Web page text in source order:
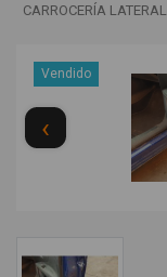
CARROCERÍA
Vendido
‹